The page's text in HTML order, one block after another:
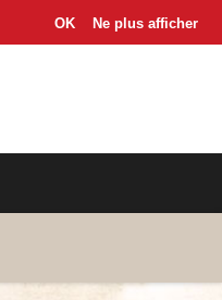
OK Ne plus afficher